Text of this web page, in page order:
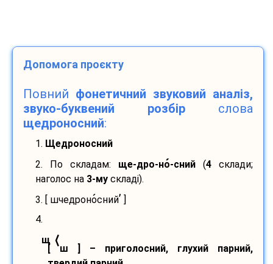
Допомога проєкту
Повний фонетичний звуковий аналіз,
звуко-буквений розбір слова
щедроносний:
1. Щедроносний
2. По складам: ще-дро-но-сний (4 склади;
наголос на 3-му складі).
3. [ шчедроносний’
4.
щ ⟨
[ ш ] – приголосний, глухий парний,